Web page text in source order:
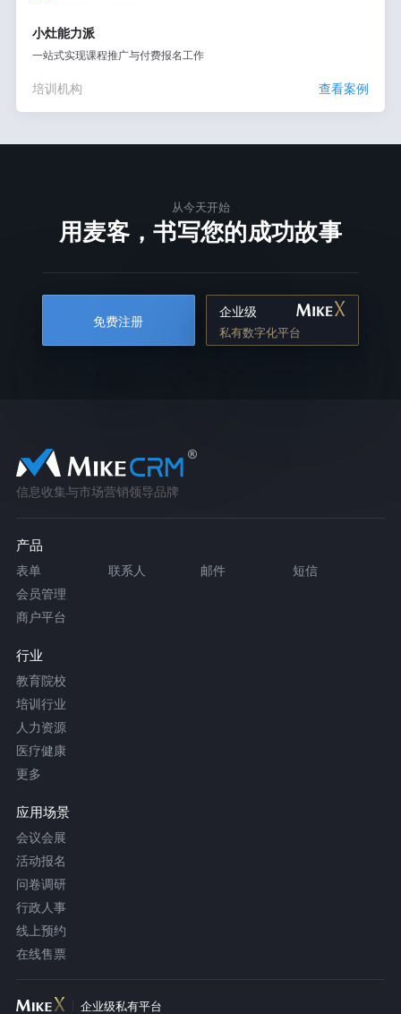
小灶能力派
一站式实现课程推广与付费报名工作
培训机构 查看案例
从今天开始
用麦客，书写您的成功故事
免费注册
企业级
私有数字化平台
信息收集与市场营销领导品牌
产品
表单 联系人 邮件
短信
会员管理
商户平台
行业
教育院校
培训行业
人力资源
医疗健康
更多
应用场景
会议会展
活动报名
问卷调研
行政人事
线上预约
在线售票
企业级私有平台